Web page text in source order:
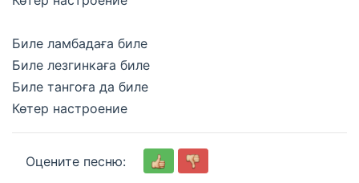
Биле ламбадаға биле
Биле лезгинкаға биле
Биле тангоға да биле
Көтер настроение
Оцените песню: